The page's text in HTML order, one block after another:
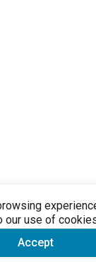
our use of
Accept